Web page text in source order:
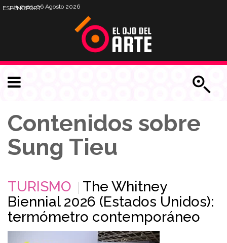
Jueves, 06 Agosto 2026
ESPENGPORT
Contenidos sobre
Sung Tieu
TURISMO
The Whitney
Biennial 2026 (Estados Unidos):
termómetro contemporáneo